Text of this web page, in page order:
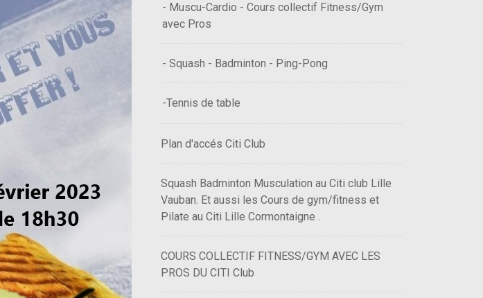
- Muscu-Cardio - Cours collectif Fitness/Gym
avec Pros
- Squash - Badminton - Ping-Pong
-Tennis de table
Plan d'accés Citi Club
Squash Badminton Musculation au Citi club Lille
Vauban. Et aussi les Cours de gym/fitness et
Pilate au Citi Lille Cormontaigne .
COURS COLLECTIF FITNESS/GYM AVEC LES
PROS DU CITI Club